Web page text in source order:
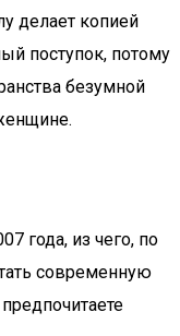
делает копией
поступок, потому
безумной
года, из чего, по
современную